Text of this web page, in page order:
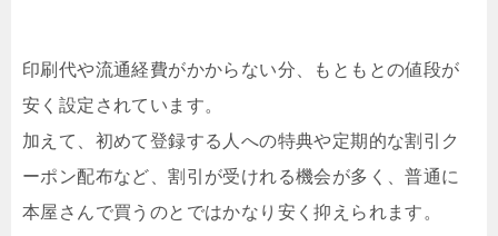
印刷代や流通経費がかからない分、もともとの値段が
安く設定されています。
加えて、初めて登録する人への特典や定期的な割引ク
ーポン配布など、割引が受けれる機会が多く、普通に
本屋さんで買うのとではかなり安く抑えられます。